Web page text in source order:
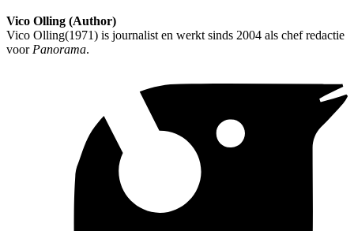
Vico Olling (Author)
Vico Olling(1971) is journalist en werkt sinds 2004 als chef redactie
voor Panorama.